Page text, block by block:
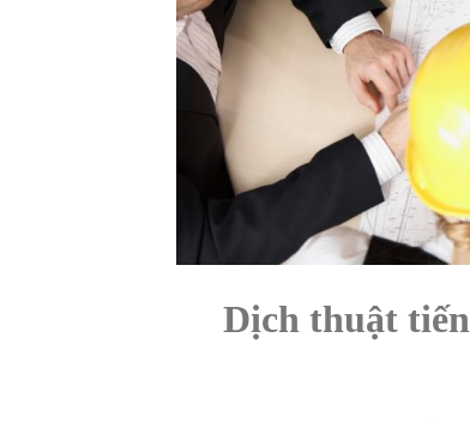
Dịch thuật